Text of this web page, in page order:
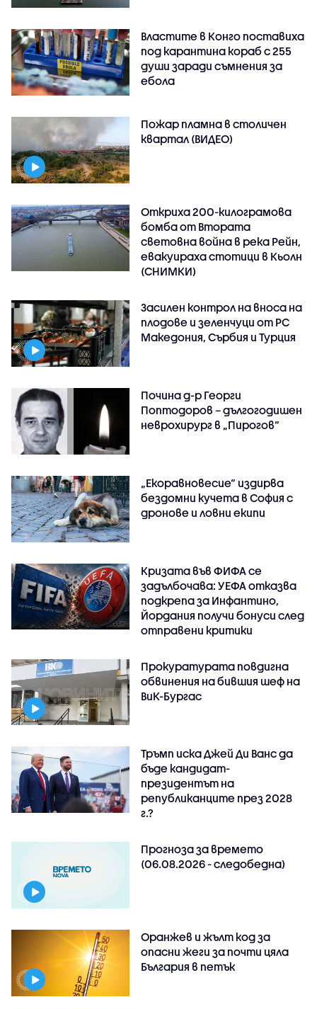
Властите в Конго поставиха
под карантина кораб с 255
души заради съмнения за
ебола
Пожар пламна в столичен
квартал (ВИДЕО)
Откриха 200-килограмова
бомба от Втората
световна война в река Рейн,
евакуираха стотици в Кьолн
(СНИМКИ)
Засилен контрол на вноса на
плодове и зеленчуци от РС
Македония, Сърбия и Турция
Почина д-р Георги
Поптодоров – дългогодишен
неврохирург в „Пирогов“
„Екоравновесие“ издирва
бездомни кучета в София с
дронове и ловни екипи
Кризата във ФИФА се
задълбочава: УЕФА отказва
подкрепа за Инфантино,
Йордания получи бонуси след
отправени критики
Прокуратурата повдигна
обвинения на бившия шеф на
ВиК-Бургас
Тръмп иска Джей Ди Ванс да
бъде кандидат-
президентът на
републиканците през 2028
г.?
Прогноза за времето
(06.08.2026 - следобедна)
Оранжев и жълт код за
опасни жеги за почти цяла
България в петък